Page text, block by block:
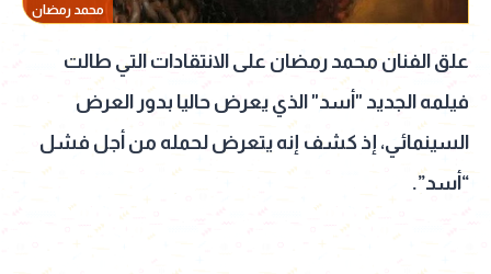
محمد رمضان
علق الفنان محمد رمضان على الانتقادات التي طالت
فيلمه الجديد "أسد" الذي يعرض حاليا بدور العرض
السينمائي، إذ كشف إنه يتعرض لحمله من أجل فشل
“أسد”.